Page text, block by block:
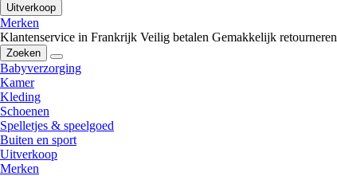
Uitverkoop
Merken
Klantenservice in Frankrijk Veilig betalen Gemakkelijk retourneren
Zoeken
Babyverzorging
Kamer
Kleding
Schoenen
Spelletjes & speelgoed
Buiten en sport
Uitverkoop
Merken